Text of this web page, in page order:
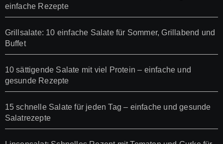
einfache Rezepte
Grillsalate: 10 einfache Salate für Sommer, Grillabend und
Buffet
10 sättigende Salate mit viel Protein – einfache und
gesunde Rezepte
15 schnelle Salate für jeden Tag – einfache und gesunde
Salatrezepte